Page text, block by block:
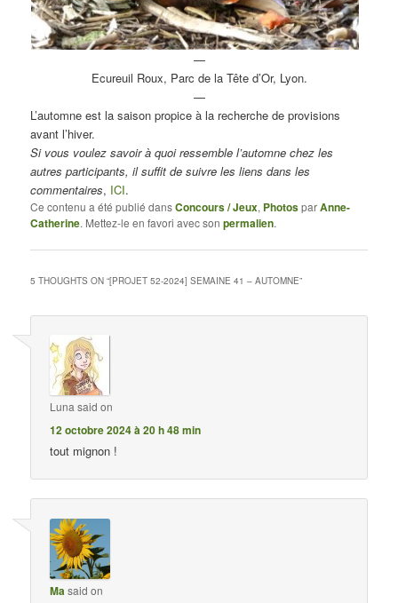
—
Ecureuil Roux, Parc de la Tête d’Or, Lyon.
—
L’automne est la saison propice à la recherche de provisions
avant l’hiver.
Si vous voulez savoir à quoi ressemble l’automne chez les
autres participants, il suffit de suivre les liens dans les
commentaires, ICI.
Ce contenu a été publié dansConcours / Jeux, PhotosparAnne-
Catherine. Mettez-le en favori avec sonpermalien.
5 THOUGHTS ON “[PROJET 52-2024] SEMAINE 41 – AUTOMNE”
Luna said on
12 octobre 2024 à 20 h 48 min
tout mignon !
Ma said on